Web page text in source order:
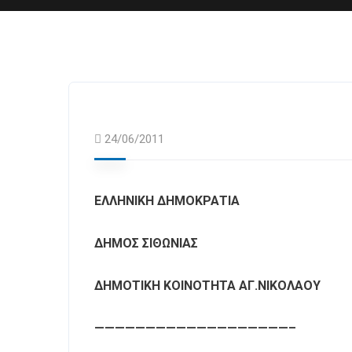
24/06/2011
ΕΛΛΗΝΙΚΗ ΔΗΜΟΚΡΑΤΙΑ
ΔΗΜΟΣ ΣΙΘΩΝΙΑΣ
ΔΗΜΟΤΙΚΗ ΚΟΙΝΟΤΗΤΑ ΑΓ.ΝΙΚΟΛΑΟΥ
———————————————————–